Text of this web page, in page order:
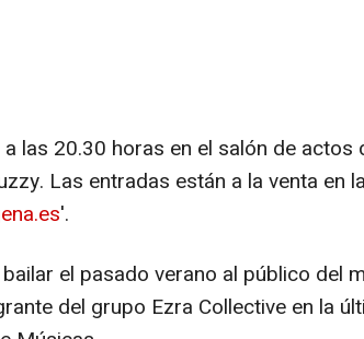
las 20.30 horas en el salón de actos
Las entradas están a la venta en
'.
el pasado verano al público del
del grupo Ezra Collective en la